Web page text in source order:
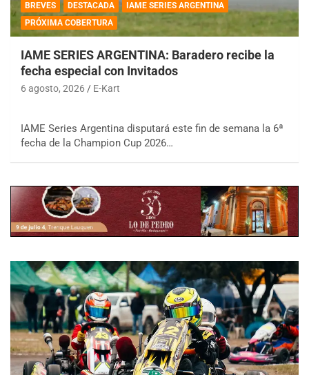
BREVES DESTACADA
IAME SERIES ARGENTINA
PRÓXIMA COBERTURA
IAME SERIES ARGENTINA: Baradero recibe la
fecha especial con Invitados
6 agosto, 2026 E-Kart
IAME Series Argentina disputará este fin de semana la 6ª
fecha de la Champion Cup 2026…